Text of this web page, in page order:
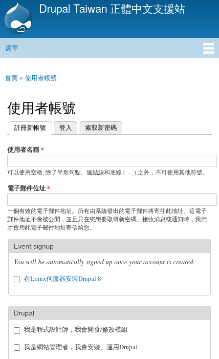
移
內
Drupal Taiwan 正體中文支援站
主選單
選單
您在這裡
首頁 » 使用者帳號
使用者帳號
主要索引標籤
註冊新帳號
(作用中頁籤) 登入 索取新密碼
使用者名稱*
可以使用空格; 除了半形句點、連結線和底線 (. - _) 之外，不可使用其他符號。
電子郵件位址*
一個有效的電子郵件地址。所有由系統發出的電子郵件將寄往此地址。這電子
郵件地址不會被公開，並且只在您想要取得新密碼、接收消息或通知時，我們
才會用此電子郵件地址寄信給您。
Event signup
You will be automatically signed up once your account is created.
在Linux伺服器安裝Drupal 8
Drupal
我是程式設計師，我會開發/修改模組
我是網站管理者，我會安裝、運用Drupal